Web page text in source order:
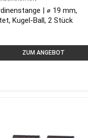
| ⌀ 19 mm,
Kugel-Ball, 2 Stück
ZUM ANGEBOT